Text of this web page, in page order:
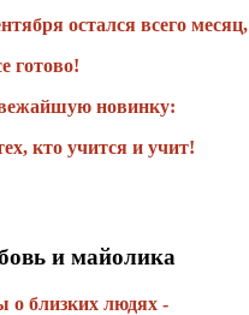
остался всего месяц,
готово!
новинку:
кто учится и учит!
и майолика
о близких людях -